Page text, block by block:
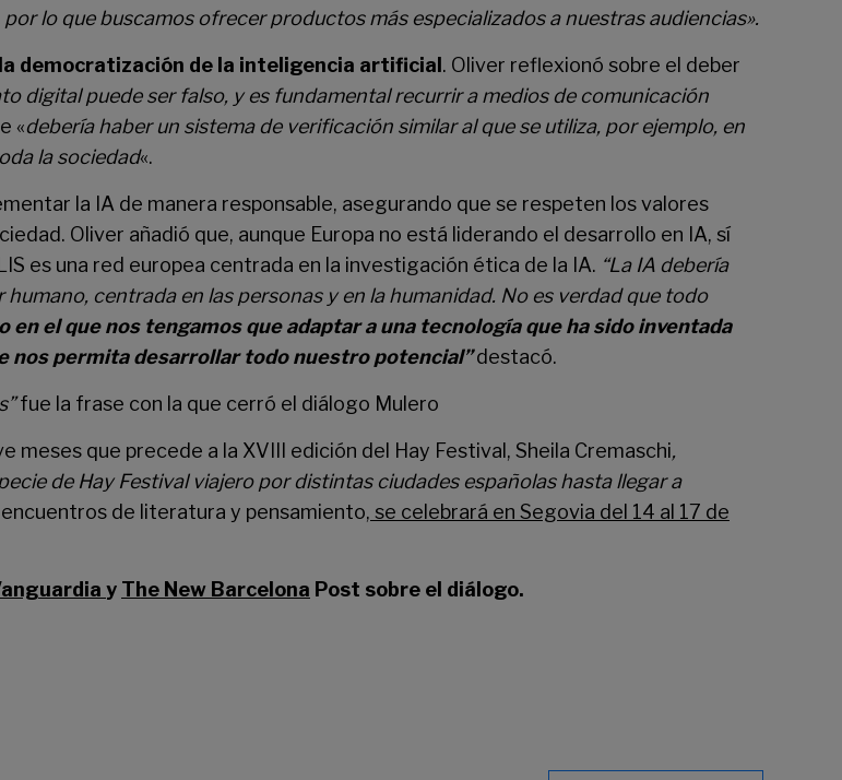
lo que buscamos ofrecer productos más especializados a nuestras audiencias».
democratización de la inteligencia artificial . Oliver reflexionó sobre el deber
digital puede ser falso, y es fundamental recurrir a medios de comunicación
«debería haber un sistema de verificación similar al que se utiliza, por ejemplo, en
la sociedad«.
la IA de manera responsable, asegurando que se respeten los valores
Oliver añadió que, aunque Europa no está liderando el desarrollo en IA, sí
es una red europea centrada en la investigación ética de la IA. “La IA debería
centrada en las personas y en la humanidad. No es verdad que todo
en el que nos tengamos que adaptar a una tecnología que ha sido inventada
nos permita desarrollar todo nuestro potencial”destacó.
fue la frase con la que cerró el diálogo Mulero
que precede a la XVIII edición del Hay Festival, Sheila Cremaschi,
de Hay Festival viajero por distintas ciudades españolas hasta llegar a
de literatura y pensamiento, se celebrará en Segovia del 14 al 17 de
y The New Barcelona Post sobre el diálogo.